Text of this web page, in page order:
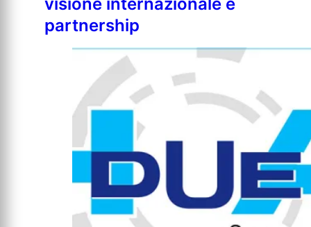
partnership